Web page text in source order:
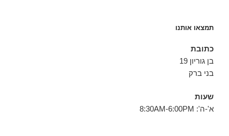
תמצאו אותנו
כתובת
בן גוריון 19
בני ברק
שעות
א'-ה': 8:30AM-6:00PM